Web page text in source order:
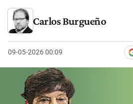
Carlos Burgueño
09-05-2026 00:09